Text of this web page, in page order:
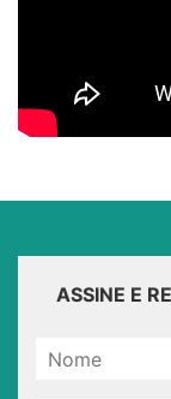
ASSINE E